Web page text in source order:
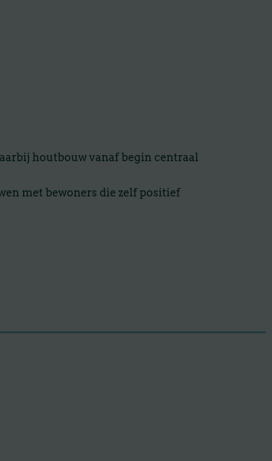
houtbouw vanaf begin centraal
met bewoners die zelf positief